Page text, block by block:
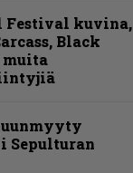
kuvina,
Black
muita
Sepulturan